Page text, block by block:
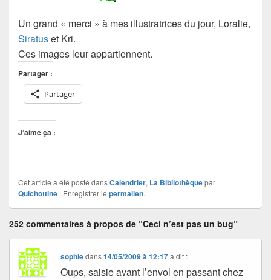
Un grand « merci » à mes illustratrices du jour, Loralie,
Siratuset Kri.
Ces images leur appartiennent.
Partager :
Partager
J’aime ça :
Cet article a été posté dansCalendrier, La Bibliothèquepar
Quichottine . Enregistrer le permalien.
252 commentaires à propos de “Ceci n’est pas un bug”
sophiedans14/05/2009 à 12:17 a dit :
Oups, saisie avant l’envol en passant chez